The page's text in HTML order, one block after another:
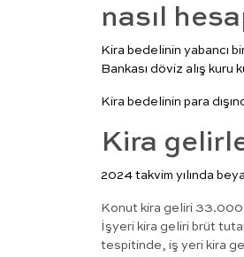
nasıl
Kira bedelinin yabancı
Bankası döviz alış kuru
Kira bedelinin para
Kira
2024 takvim yılında
Konut kira geliri 33.000
İşyeri kira geliri brüt
tespitinde, iş yeri kira